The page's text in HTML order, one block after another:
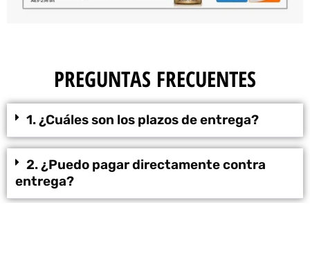
PREGUNTAS FRECUENTES
1. ¿Cuáles son los plazos de entrega?
2. ¿Puedo pagar directamente contra
entrega?